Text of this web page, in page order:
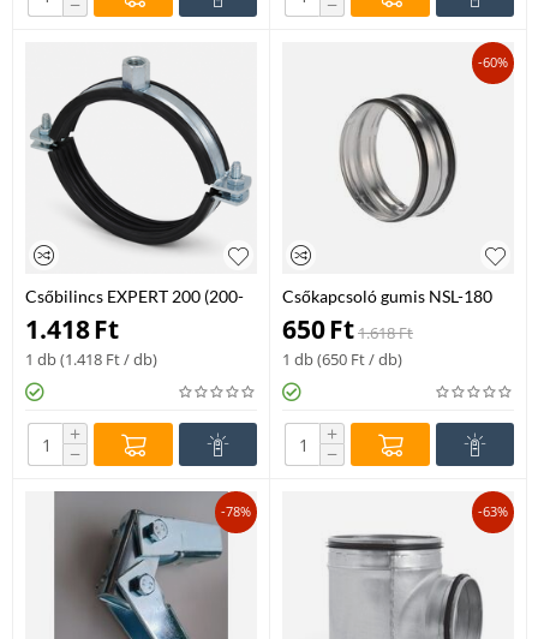
Csőbilincs EXPERT 200 (200-
208mm) M10/12
1.418Ft
1 db (1.418 Ft/ db)
+
−
-60%
Csőkapcsoló gumis NSL-180
650Ft1.618Ft
1 db (650 Ft/ db)
+
−
-78% -63%